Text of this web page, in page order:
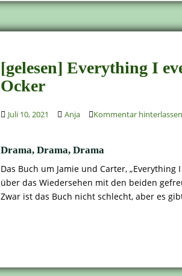
[gelesen] Everything I
Ocker
Juli 10, 2021 Anja Kommentar hinterlassen
Drama, Drama, Drama
Das Buch um Jamie und Carter,
über das Wiedersehen mit den beiden
Zwar ist das Buch nicht schlecht, aber es